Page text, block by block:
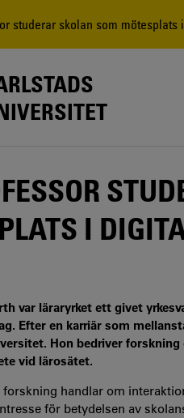
studerar skolan som
I
var läraryrket ett givet
Efter en karriär som
Hon bedriver
vid lärosätet.
handlar om
för betydelsen av